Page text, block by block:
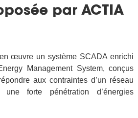
par ACTIA
œuvre un système SCADA enrichi
Management System, conçus
aux contraintes d’un réseau
forte pénétration d’énergies